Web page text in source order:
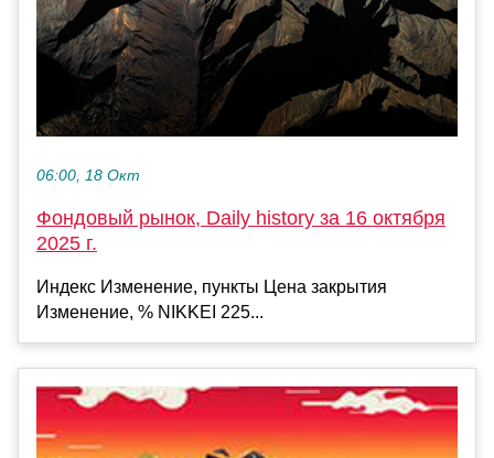
06:00, 18 Окт
Фондовый рынок, Daily history за 16 октября
2025 г.
Индекс Изменение, пункты Цена закрытия
Изменение, % NIKKEI 225...